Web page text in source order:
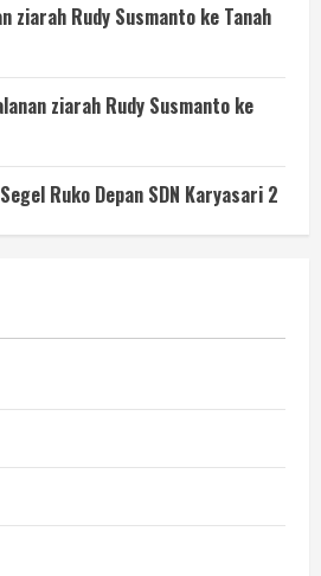
ziarah Rudy Susmanto ke Tanah
ziarah Rudy Susmanto ke
Ruko Depan SDN Karyasari 2